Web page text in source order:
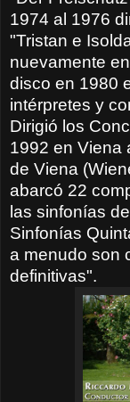
1974 al 1976
"Tristan e
nuevamente
disco en 1980
intérpretes y
Dirigió los
1992 en Viena
de Viena
abarcó 22
las sinfonías
Sinfonías
a menudo son
definitivas".